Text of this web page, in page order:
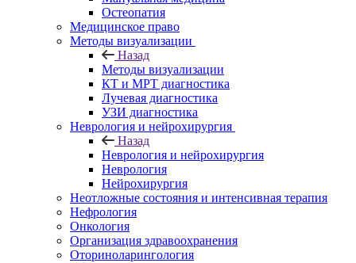
Остеопатия
Медицинское право
Методы визуализации
Назад
Методы визуализации
КТ и МРТ диагностика
Лучевая диагностика
УЗИ диагностика
Неврология и нейрохирургия
Назад
Неврология и нейрохирургия
Неврология
Нейрохирургия
Неотложные состояния и интенсивная терапия
Нефрология
Онкология
Организация здравоохранения
Оториноларингология